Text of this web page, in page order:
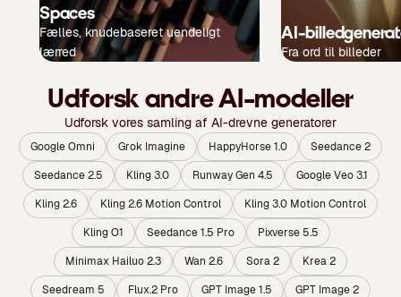
Spaces
Fælles, knudebaseret uendeligt
lærred
AI-
Fra ord til billeder
Udforsk andre AI-modeller
Udforsk vores samling af AI-drevne generatorer
Google Omni Grok Imagine HappyHorse 1.0
Seedance 2
Seedance 2.5
Kling 3.0 Runway Gen 4.5
Google Veo 3.1
Kling 2.6
Kling 2.6 Motion Control
Kling 3.0 Motion Control
Kling O1
Seedance 1.5 Pro
Pixverse 5.5
Minimax Hailuo 2.3
Wan 2.6 Sora 2
Krea 2
Seedream 5
Flux.2 Pro GPT Image 1.5
GPT Image 2